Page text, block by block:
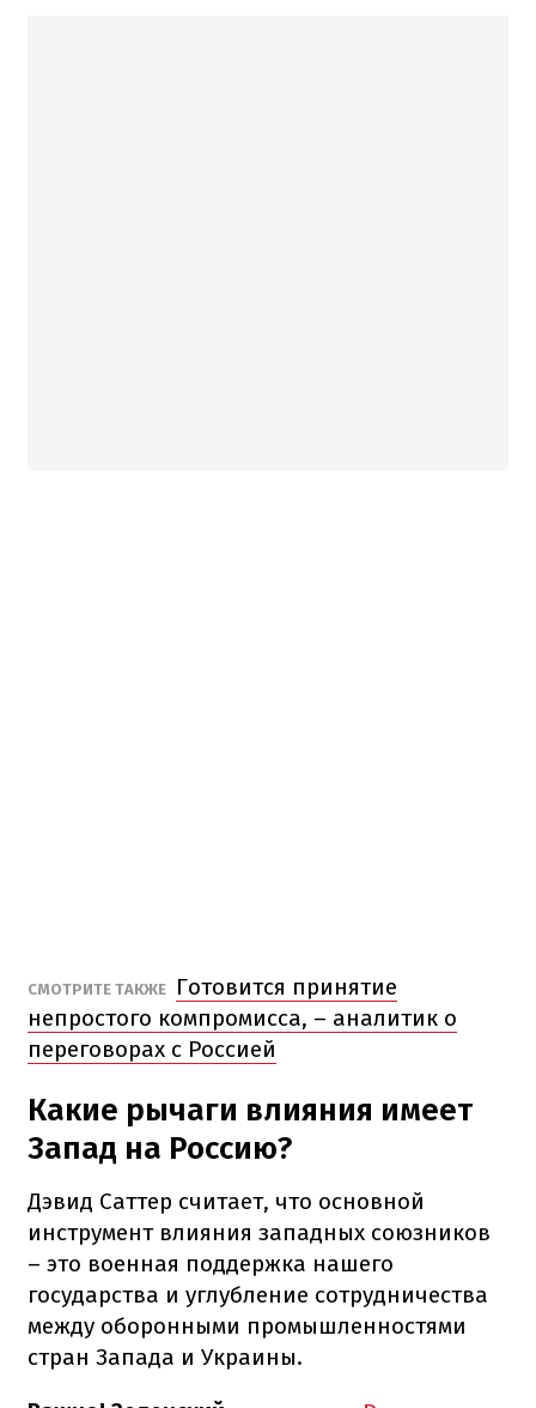
СМОТРИТЕ ТАКЖЕ
Готовится принятие
непростого компромисса, – аналитик о
переговорах с Россией
Какие рычаги влияния имеет
Запад на Россию?
Дэвид Саттер считает, что основной
инструмент влияния западных союзников
– это военная поддержка нашего
государства и углубление сотрудничества
между оборонными промышленностями
стран Запада и Украины.